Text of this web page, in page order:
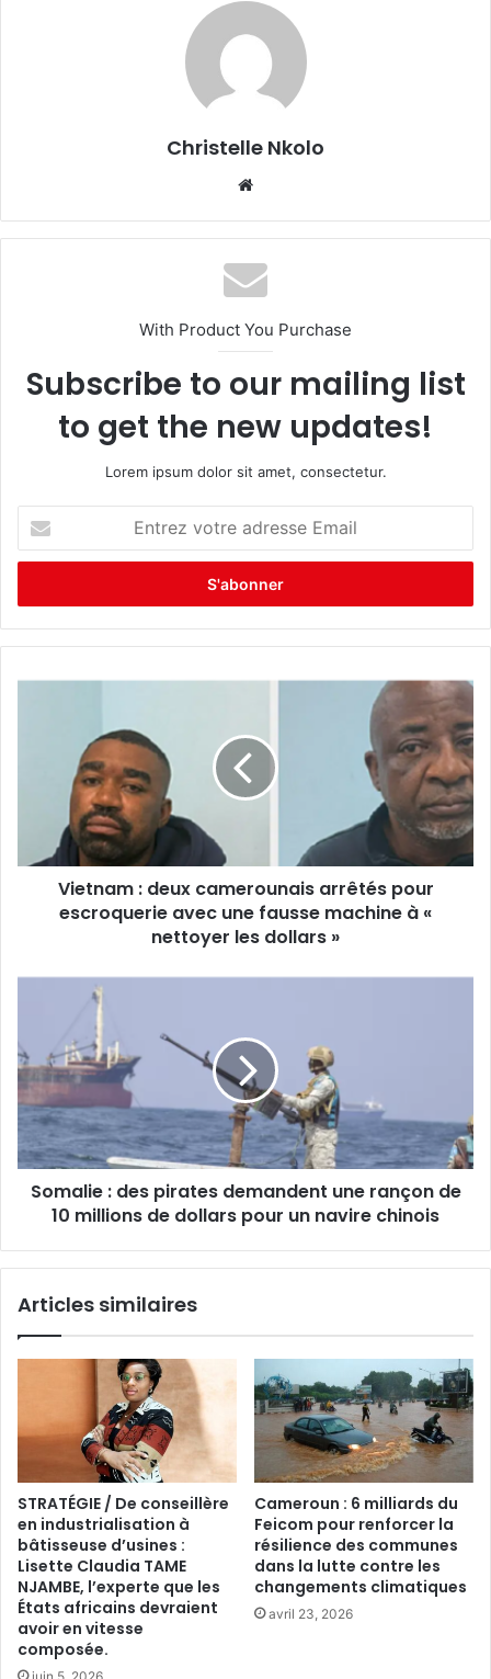
Christelle Nkolo
te
With Product You Purchase
Subscribe to our mailing list
to get the new updates!
Lorem ipsum dolor sit amet, consectetur.
t
e
z
o
a
Vietnam : deux camerounais arrêtés pour
escroquerie avec une fausse machine à «
nettoyer les dollars »
Somalie : des pirates demandent une rançon de
10 millions de dollars pour un navire chinois
Articles similaires
STRATÉGIE / De conseillère
en industrialisation à
bâtisseuse d’usines :
Lisette Claudia TAME
NJAMBE, l’experte que les
États africains devraient
avoir en vitesse
composée.
Cameroun : 6 milliards du
Feicom pour renforcer la
résilience des communes
dans la lutte contre les
changements climatiques
avril 23, 2026